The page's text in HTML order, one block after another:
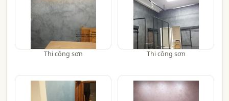
Thi công sơn Thi công sơn